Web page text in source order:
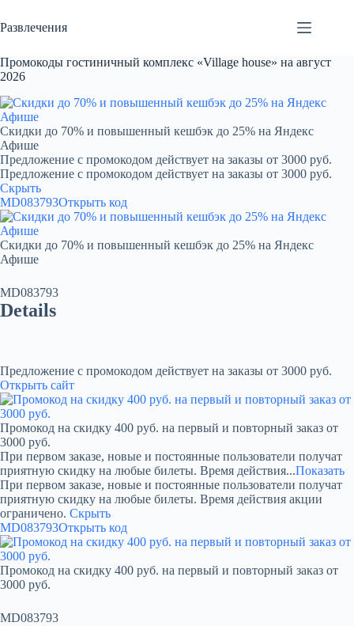
к
сути
Развлечения
Промокоды гостиничный комплекс «Village house» на август
2026
Скидки до 70% и повышенный кешбэк до 25% на Яндекс
Афише
Предложение с промокодом действует на заказы от 3000 руб.
Предложение с промокодом действует на заказы от 3000 руб.
Скрыть
MD083793Открыть код
Скидки до 70% и повышенный кешбэк до 25% на Яндекс
Афише
MD083793
Details
Предложение с промокодом действует на заказы от 3000 руб.
Открыть сайт
Промокод на скидку 400 руб. на первый и повторный заказ от
3000 руб.
При первом заказе, новые и постоянные пользователи получат
приятную скидку на любые билеты. Время действия...Показать
При первом заказе, новые и постоянные пользователи получат
приятную скидку на любые билеты. Время действия акции
ограничено. Скрыть
MD083793Открыть код
Промокод на скидку 400 руб. на первый и повторный заказ от
3000 руб.
MD083793